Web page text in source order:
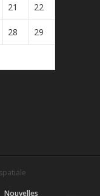
21 22
28 29
Nouvelles